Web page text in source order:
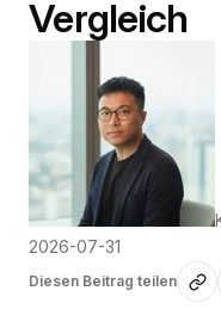
Vergleich
2026-07-31
Diesen Beitrag teilen